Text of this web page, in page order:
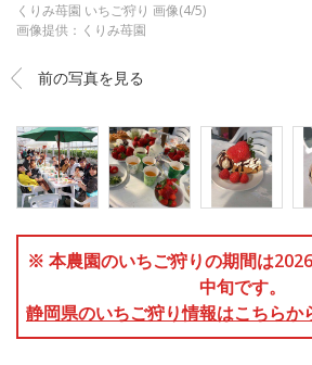
くりみ苺園 いちご狩り 画像(4/5)
画像提供：くりみ苺園
前の写真を見る
※ 本農園のいちご狩りの期間は
中旬です。
静岡県のいちご狩り情報はこちらか